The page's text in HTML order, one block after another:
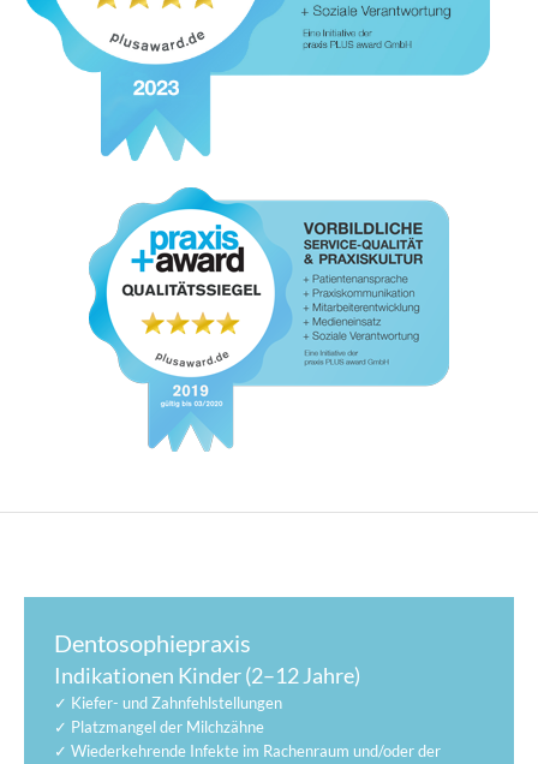
Dentosophiepraxis
Indikationen Kinder (2–12 Jahre)
✓ Kiefer- und Zahnfehlstellungen
✓ Platzmangel der Milchzähne
✓ Wiederkehrende Infekte im Rachenraum und/oder der